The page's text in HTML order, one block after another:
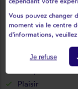
Nézel
Oinville-sur-
Orgerus
Orvilliers
Plaisir
Vous pouvez changer
moment via le centre
d'informations,
Je refuse